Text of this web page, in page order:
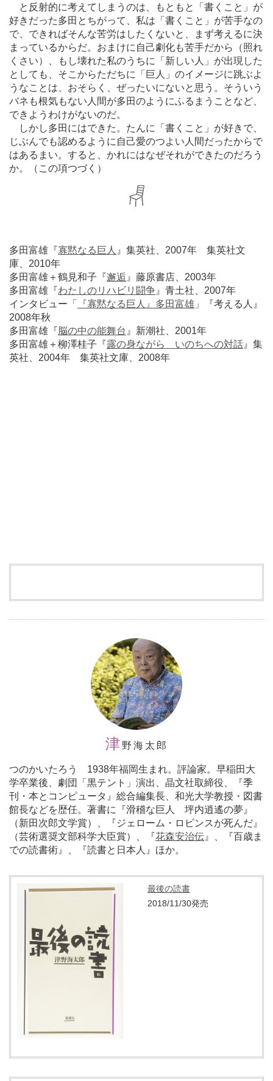
と反射的に考えてしまうのは、もともと「書くこと」が
好きだった多田とちがって、私は「書くこと」が苦手なの
で、できればそんな苦労はしたくないと、まず考えるに決
まっているからだ。おまけに自己劇化も苦手だから（照れ
くさい）、もし壊れた私のうちに「新しい人」が出現した
としても、そこからただちに「巨人」のイメージに跳ぶよ
うなことは、おそらく、ぜったいにないと思う。そういう
バネも根気もない人間が多田のようにふるまうことなど、
できようわけがないのだ。
しかし多田にはできた。たんに「書くこと」が好きで、
じぶんでも認めるように自己愛のつよい人間だったからで
はあるまい。すると、かれにはなぜそれができたのだろう
か。（この項つづく）
多田富雄『寡黙なる巨人 』集英社、2007年 集英社文
庫、2010年
多田富雄＋鶴見和子『邂逅 』藤原書店、2003年
多田富雄『わたしのリハビリ闘争 』青土社、2007年
インタビュー「
『寡黙なる巨人』多田富雄 」『考える人』
2008年秋
多田富雄『 脳の中の能舞台 』新潮社、2001年
多田富雄＋柳澤桂子『露の身ながら いのちへの対話 』集
英社、2004年 集英社文庫、2008年
津 野海太郎
つのかいたろう 1938年福岡生まれ。評論家。早稲田大
学卒業後、劇団「黒テント」演出、晶文社取締役、『季
刊・本とコンピュータ』総合編集長、和光大学教授・図書
館長などを歴任。著書に『滑稽な巨人 坪内逍遙の夢』
（新田次郎文学賞）、『ジェローム・ロビンスが死んだ』
（芸術選奨文部科学大臣賞）、『花森安治伝 』、『百歳ま
での読書術』、『読書と日本人』ほか。
最後の読書
2018/11/30発売